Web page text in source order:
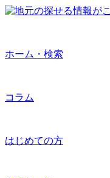
ホーム・検索
コラム
はじめての方